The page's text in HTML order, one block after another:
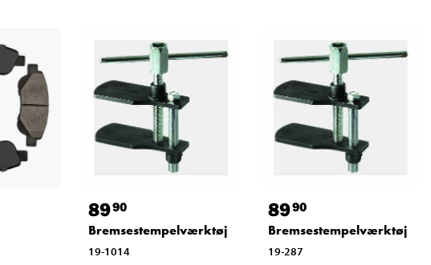
8990
Bremsestempelværktøj
19-1014
8990
Bremsestempelværktøj
19-287